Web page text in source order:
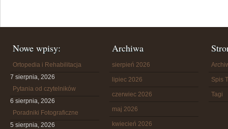
Nowe wpisy:
Ortopedia i Rehabilitacja
7 sierpnia, 2026
Pytania od czytelników
6 sierpnia, 2026
Poradniki Fotograficzne
5 sierpnia, 2026
Archiwa
sierpień 2026
lipiec 2026
czerwiec 2026
maj 2026
kwiecień 2026
Spis
Tagi